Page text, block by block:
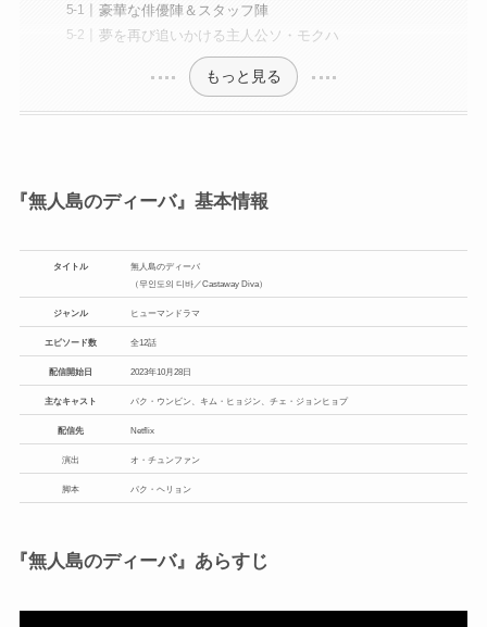
豪華な俳優陣＆スタッフ陣
夢を再び追いかける主人公ソ・モクハ
もっと見る
『無人島のディーバ』基本情報
タイトル
無人島のディーバ
（무인도의 디바／Castaway Diva）
ジャンル ヒューマンドラマ
エピソード数 全12話
配信開始日 2023年10月28日
主なキャスト パク・ウンビン、キム・ヒョジン、チェ・ジョンヒョプ
配信先 Netflix
演出 オ・チュンファン
脚本 パク・ヘリョン
『無人島のディーバ』あらすじ